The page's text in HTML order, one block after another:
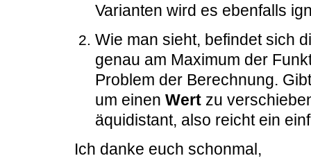
Varianten wird es ebenfalls
Wie man sieht, befindet sich
genau am Maximum der
Problem der Berechnung.
um einen Wert zu
äquidistant, also reicht ein
Ich danke euch schonmal,